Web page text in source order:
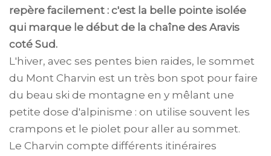
repère facilement : c'est la belle pointe isolée
qui marque le début de la chaîne des Aravis
coté Sud.
L'hiver, avec ses pentes bien raides, le sommet
du Mont Charvin est un très bon spot pour faire
du beau ski de montagne en y mêlant une
petite dose d'alpinisme : on utilise souvent les
crampons et le piolet pour aller au sommet.
Le Charvin compte différents itinéraires